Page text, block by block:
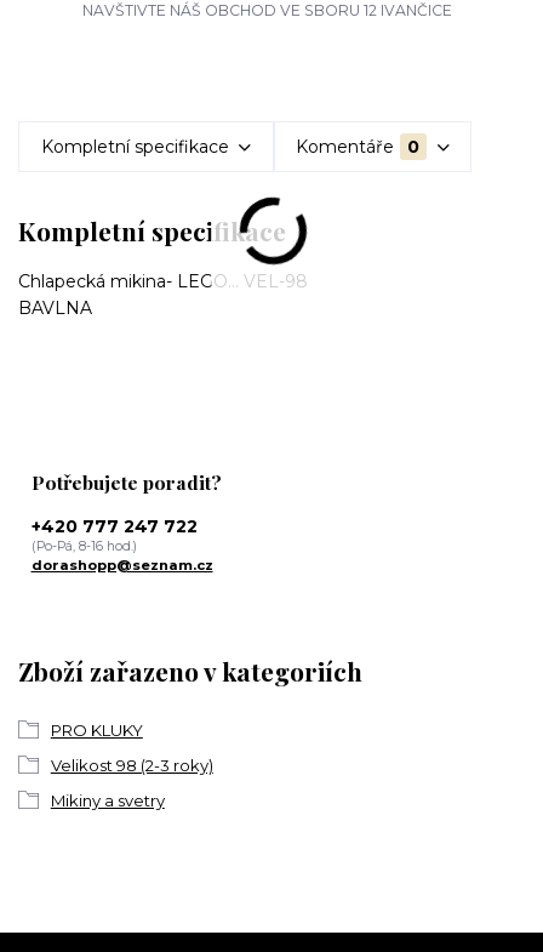
NAVŠTIVTE NÁŠ OBCHOD VE SBORU 12 IVANČICE
Kompletní specifikace Komentáře 0
Kompletní specifikace
Chlapecká mikina- LEGO... VEL-98
BAVLNA
Zboží zařazeno v kategoriích
PRO KLUKY
Velikost 98 (2-3 roky)
Mikiny a svetry
Potřebujete poradit?
+420 777 247 722
(Po-Pá, 8-16 hod.)
dorashopp@seznam.cz